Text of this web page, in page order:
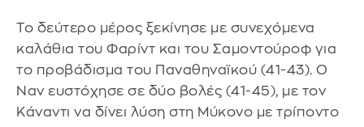
Το δεύτερο μέρος ξεκίνησε με συνεχόμενα
καλάθια του Φαρίντ και του Σαμοντούροφ για
το προβάδισμα του Παναθηναϊκού (41-43). Ο
Ναν ευστόχησε σε δύο βολές (41-45), με τον
Κάναντι να δίνει λύση στη Μύκονο με τρίποντο